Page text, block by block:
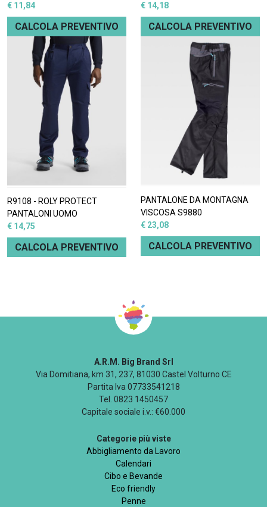
€ 11,84
CALCOLA PREVENTIVO
€ 14,18
CALCOLA PREVENTIVO
R9108 - ROLY PROTECT
PANTALONI UOMO
€ 14,75
CALCOLA PREVENTIVO
PANTALONE DA MONTAGNA
VISCOSA S9880
€ 23,08
CALCOLA PREVENTIVO
A.R.M. Big Brand Srl
Via Domitiana, km 31, 237, 81030 Castel Volturno CE
Partita Iva 07733541218
Tel. 0823 1450457
Capitale sociale i.v.: €60.000
Categorie più viste
Abbigliamento da Lavoro
Calendari
Cibo e Bevande
Eco friendly
Penne